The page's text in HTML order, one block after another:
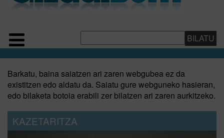
Barkatu, baina saiatzen ari zaren webgubea ez da
existitzen edo aldatu da. Saiatu gure webguneko hasieran,
edo bilaketa botoia erabili zer bilatzen ari zaren aurkitzeko.
KAZETARITZA